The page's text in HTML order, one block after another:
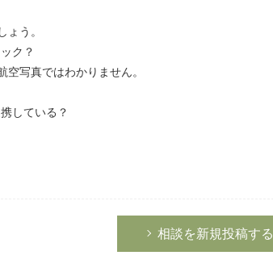
ょう。
ク？
真ではわかりません。
ている？
相談を新規投稿する